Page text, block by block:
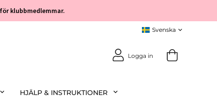
klubbmedlemmar.
Logga in
HJÄLP & INSTRUKTIONER